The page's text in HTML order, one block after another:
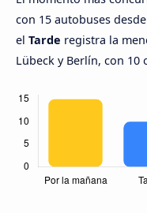
con 15 autobuses
el Tarde registra la
Lübeck y Berlín, con 10